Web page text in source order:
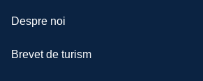
Despre noi
Brevet de turism